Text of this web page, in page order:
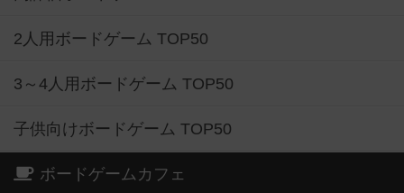
2人用ボードゲーム TOP50
3～4人用ボードゲーム TOP50
子供向けボードゲーム TOP50
ボードゲームカフェ